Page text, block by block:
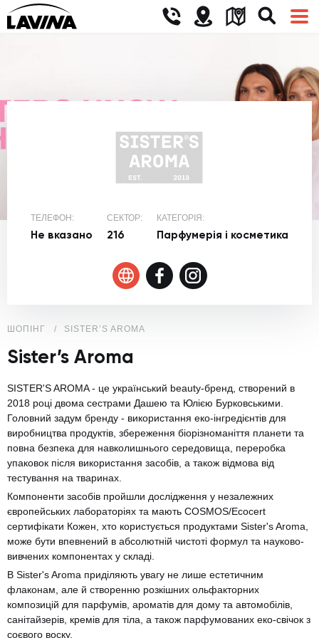
ТЕЛЕФОН:
Не вказано
СЕКТОР:
216
КАТЕГОРІЯ:
Парфумерія і косметика
ШОПІНГ SISTER’S AROMA
Sister’s Aroma
SISTER'S AROMA - це український beauty-бренд, створений в
2018 році двома сестрами Дашею та Юлією Бурковськими.
Головний задум бренду - використання еко-інгредієнтів для
виробництва продуктів, збереження біорізноманіття планети та
повна безпека для навколишнього середовища, переробка
упаковок після використання засобів, а також відмова від
тестування на тваринах.
Компоненти засобів пройшли дослідження у незалежних
європейських лабораторіях та мають COSMOS/Ecocert
сертифікати Кожен, хто користується продуктами Sister's Aroma,
може бути впевнений в абсолютній чистоті формул та науково-
вивчених компонентах у складі.
B Sister's Aroma приділяють увагу не лише естетичним
флаконам, але й створенню розкішних ольфакторних
композицій для парфумів, ароматів для дому та автомобілів,
санітайзерів, кремів для тіла, а також парфумованих еко-свічок з
соєвого воску.